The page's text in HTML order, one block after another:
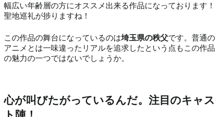
幅広い年齢層の方にオススメ出来る作品になっております！
聖地巡礼が捗りますね！
この作品の舞台になっているのは埼玉県の秩父です。普通の
アニメとは一味違ったリアルを追求したという点もこの作品
の魅力の一つではないでしょうか。
心が叫びたがっているんだ。注目のキャス